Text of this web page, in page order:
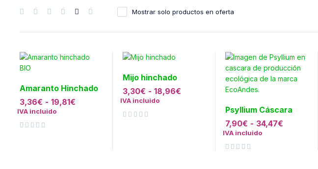
Mostrar solo productos en oferta
Amaranto Hinchado
3,36€ - 19,81€
IVA incluido
Mijo hinchado
3,30€ - 18,96€
IVA incluido
Psyllium Cáscara
7,90€ - 34,47€
IVA incluido